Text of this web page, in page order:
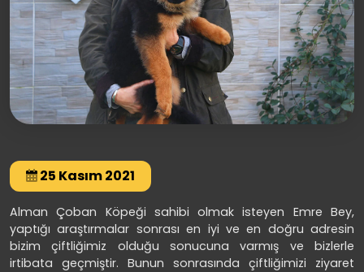
25 Kasım 2021
Alman Çoban Köpeği sahibi olmak isteyen Emre Bey,
yaptığı araştırmalar sonrası en iyi ve en doğru adresin
bizim çiftliğimiz olduğu sonucuna varmış ve bizlerle
irtibata geçmiştir. Bunun sonrasında çiftliğimizi ziyaret